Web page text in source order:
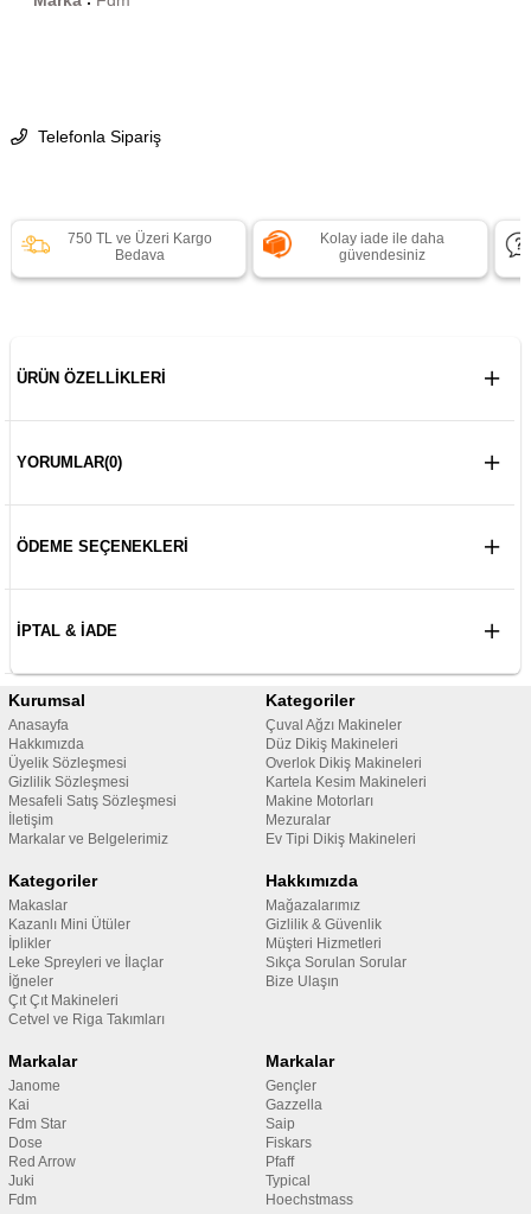
Telefonla Sipariş
750 TL ve Üzeri Kargo
Bedava
Kolay iade ile daha
güvendesiniz
ÜRÜN ÖZELLIKLERI
YORUMLAR(0)
ÖDEME SEÇENEKLERI
İPTAL & İADE
Kurumsal
Anasayfa
Hakkımızda
Üyelik Sözleşmesi
Gizlilik Sözleşmesi
Mesafeli Satış Sözleşmesi
İletişim
Markalar ve Belgelerimiz
Kategoriler
Çuval Ağzı Makineler
Düz Dikiş Makineleri
Overlok Dikiş Makineleri
Kartela Kesim Makineleri
Makine Motorları
Mezuralar
Ev Tipi Dikiş Makineleri
Kategoriler
Makaslar
Kazanlı Mini Ütüler
İplikler
Leke Spreyleri ve İlaçlar
İğneler
Çıt Çıt Makineleri
Cetvel ve Riga Takımları
Hakkımızda
Mağazalarımız
Gizlilik & Güvenlik
Müşteri Hizmetleri
Sıkça Sorulan Sorular
Bize Ulaşın
Markalar
Janome
Kai
Fdm Star
Dose
Red Arrow
Juki
Fdm
Markalar
Gençler
Gazzella
Saip
Fiskars
Pfaff
Typical
Hoechstmass